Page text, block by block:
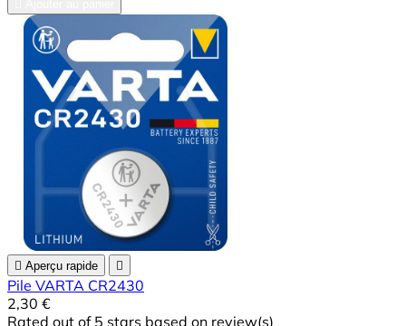
 Aperçu rapide 
Pile VARTA CR2430
2,30 €
Rated out of 5 stars based on review(s)